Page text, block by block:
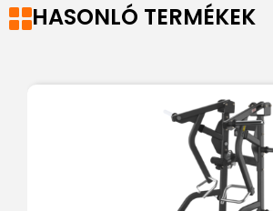
HASONLÓ TERMÉKEK